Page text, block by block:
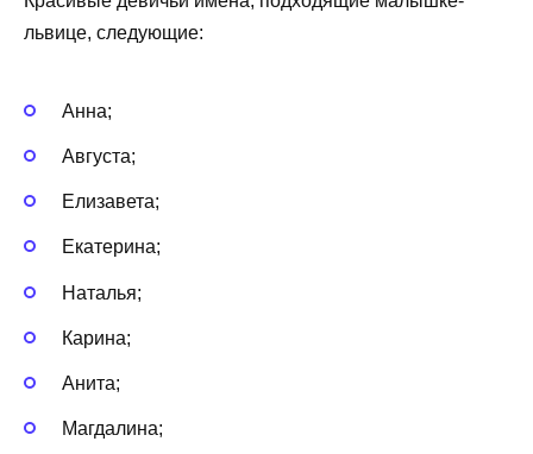
львице, следующие:
Анна;
Августа;
Елизавета;
Екатерина;
Наталья;
Карина;
Анита;
Магдалина;